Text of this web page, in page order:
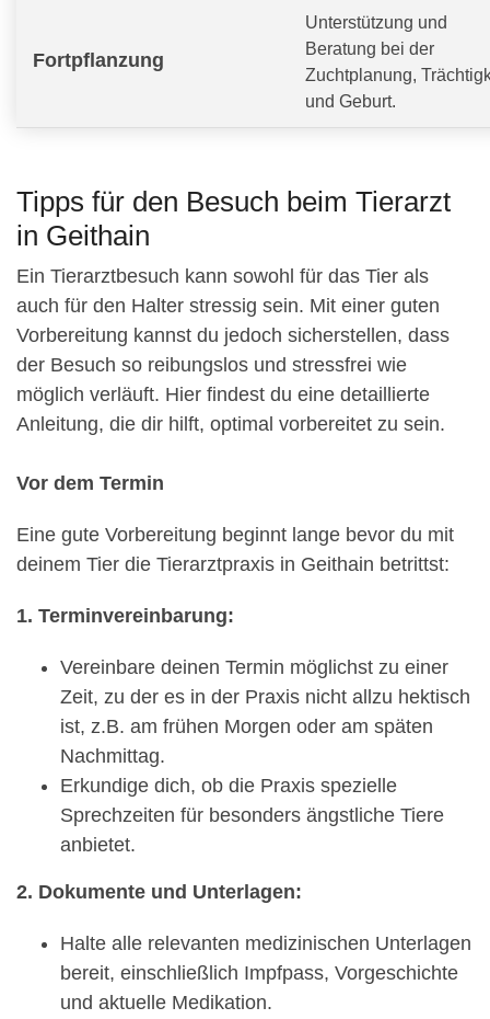
Fortpflanzung
Unterstützung und
Beratung bei der
Zuchtplanung,
und Geburt.
Tipps für den Besuch beim Tierarzt
in Geithain
Ein Tierarztbesuch kann sowohl für das Tier als
auch für den Halter stressig sein. Mit einer guten
Vorbereitung kannst du jedoch sicherstellen, dass
der Besuch so reibungslos und stressfrei wie
möglich verläuft. Hier findest du eine detaillierte
Anleitung, die dir hilft, optimal vorbereitet zu sein.
Vor dem Termin
Eine gute Vorbereitung beginnt lange bevor du mit
deinem Tier die Tierarztpraxis in Geithain betrittst:
1. Terminvereinbarung:
Vereinbare deinen Termin möglichst zu einer
Zeit, zu der es in der Praxis nicht allzu hektisch
ist, z.B. am frühen Morgen oder am späten
Nachmittag.
Erkundige dich, ob die Praxis spezielle
Sprechzeiten für besonders ängstliche Tiere
anbietet.
2. Dokumente und Unterlagen:
Halte alle relevanten medizinischen Unterlagen
bereit, einschließlich Impfpass, Vorgeschichte
und aktuelle Medikation.